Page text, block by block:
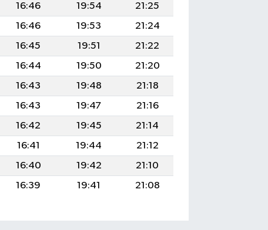
16:46 19:54
21:25
16:46 19:53
21:24
16:45 19:51
21:22
16:44 19:50
21:20
16:43 19:48
21:18
16:43 19:47
21:16
16:42 19:45
21:14
16:41 19:44
21:12
16:40 19:42
21:10
16:39 19:41 21:08